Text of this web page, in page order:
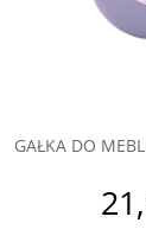
powiadom o
GAŁKA DO